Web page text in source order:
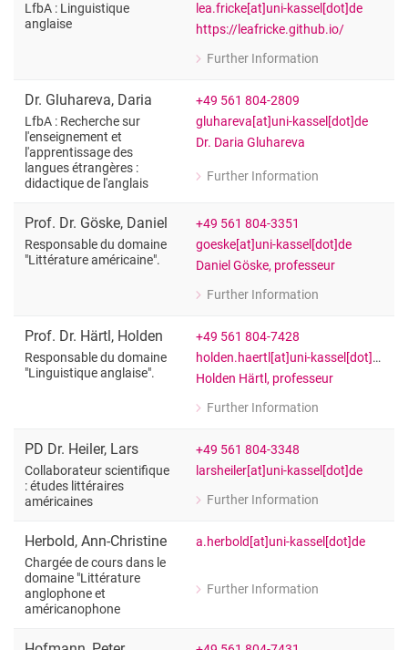
LfbA : Linguistique
anglaise
lea.fricke[at]uni-kassel[dot]de
https://leafricke.github.io/
Further Information
for Dr. Lea Fricke
Dr. Gluhareva, Daria
LfbA : Recherche sur
l'enseignement et
l'apprentissage des
langues étrangères :
didactique de l'anglais
+49 561 804-2809
gluhareva[at]uni-kassel[dot]de
Dr. Daria Gluhareva
Further Information
for Dr. Daria Gluhareva
Prof. Dr. Göske, Daniel
Responsable du domaine
"Littérature américaine".
+49 561 804-3351
goeske[at]uni-kassel[dot]de
Daniel Göske, professeur
Further Information
for Prof. Dr. Daniel Göske
Prof. Dr. Härtl, Holden
Responsable du domaine
"Linguistique anglaise".
+49 561 804-7428
holden.haertl[at]uni-kassel[dot]de
Holden Härtl, professeur
Further Information
for Prof. Dr. Holden Härtl
PD Dr. Heiler, Lars
Collaborateur scientifique
: études littéraires
américaines
+49 561 804-3348
larsheiler[at]uni-kassel[dot]de
Further Information
for PD Dr. Lars Heiler
Herbold, Ann-Christine
Chargée de cours dans le
domaine "Littérature
anglophone et
américanophone
a.herbold[at]uni-kassel[dot]de
Further Information
for Ann-Christine Herbold